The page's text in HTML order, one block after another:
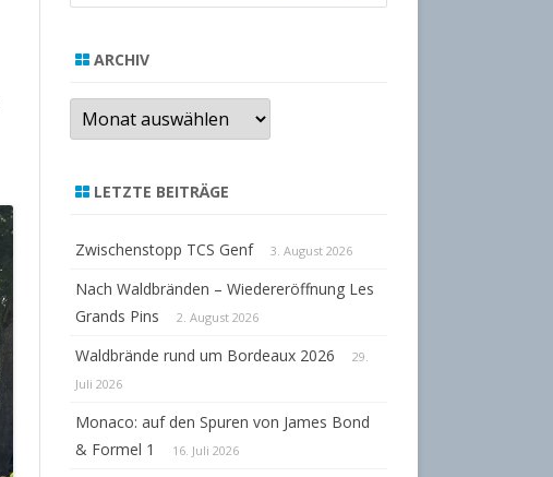
h
ARCHIV
Archiv
LETZTE BEITRÄGE
Zwischenstopp TCS Genf 3. August 2026
Nach Waldbränden – Wiedereröffnung Les
Grands Pins
2. August 2026
Waldbrände rund um Bordeaux 2026
29.
Juli 2026
Monaco: auf den Spuren von James Bond
& Formel 1
16. Juli 2026